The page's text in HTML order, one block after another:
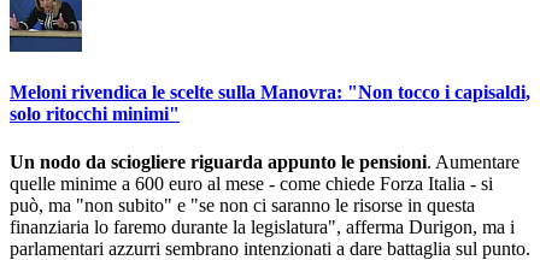
Meloni rivendica le scelte sulla Manovra: "Non tocco i capisaldi,
solo ritocchi minimi"
Un nodo da sciogliere riguarda appunto le pensioni. Aumentare
quelle minime a 600 euro al mese - come chiede Forza Italia - si
può, ma "non subito" e "se non ci saranno le risorse in questa
finanziaria lo faremo durante la legislatura", afferma Durigon, ma i
parlamentari azzurri sembrano intenzionati a dare battaglia sul punto.